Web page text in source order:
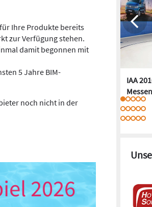
Ihre Produkte bereits
zur Verfügung stehen.
damit begonnen mit
5 Jahre BIM-
noch nicht in der
IAA